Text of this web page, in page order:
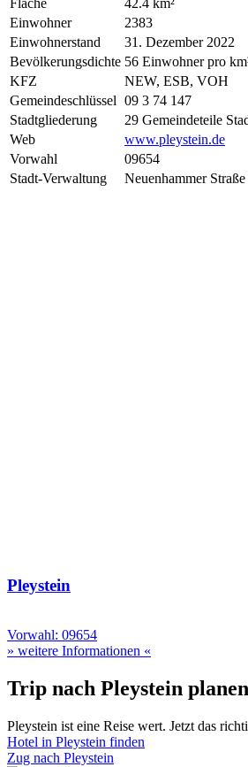
Einwohner
2383
Einwohnerstand
31. Dezember 2022
Bevölkerungsdichte 56 Einwohner pro
KFZ
NEW, ESB, VOH
Gemeindeschlüssel 09 3 74 147
Stadtgliederung
29 Gemeindeteile
Web
www.pleystein.de
Vorwahl
09654
Stadt-Verwaltung
Neuenhammer
Pleystein
Vorwahl: 09654
» weitere Informationen «
Trip nach Pleystein planen
Pleystein ist eine Reise wert. Jetzt das
Hotel in Pleystein finden
Zug nach Pleystein